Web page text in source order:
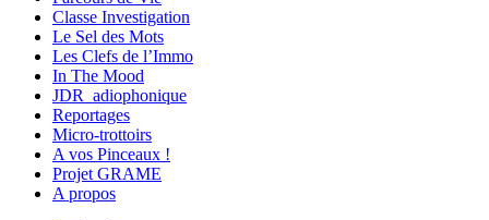
Classe Investigation
Le Sel des Mots
Les Clefs de l’Immo
In The Mood
JDR_adiophonique
Reportages
Micro-trottoirs
A vos Pinceaux !
Projet GRAME
A propos